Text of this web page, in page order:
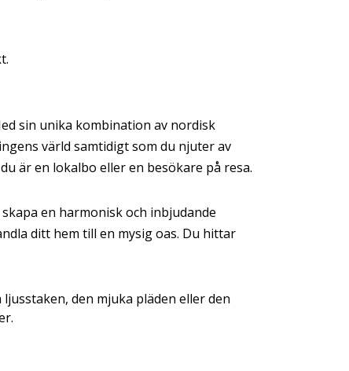
sin unika kombination av nordisk
värld samtidigt som du njuter av
är en lokalbo eller en besökare på resa.
en harmonisk och inbjudande
ditt hem till en mysig oas. Du hittar
den mjuka pläden eller den